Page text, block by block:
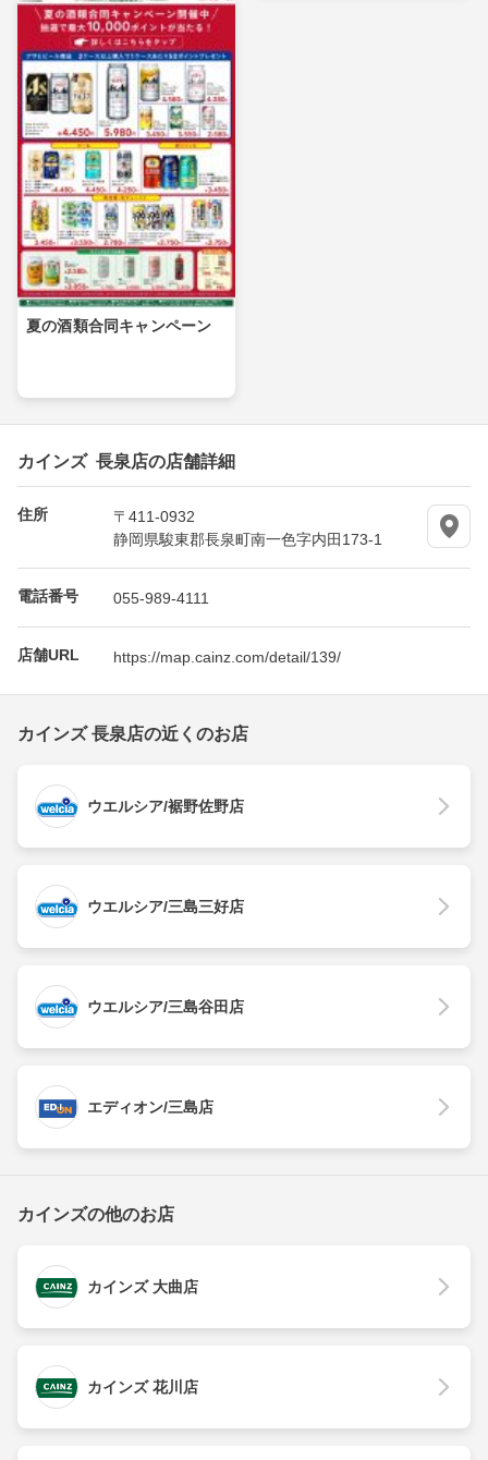
夏の酒類合同キャンペーン
カインズ 長泉店の店舗詳細
住所
〒411-0932
静岡県駿東郡長泉町南一色字内田173-1
電話番号 055-989-4111
店舗URL https://map.cainz.com/detail/139/
カインズ 長泉店の近くのお店
ウエルシア/裾野佐野店
ウエルシア/三島三好店
ウエルシア/三島谷田店
エディオン/三島店
カインズの他のお店
カインズ 大曲店
カインズ 花川店